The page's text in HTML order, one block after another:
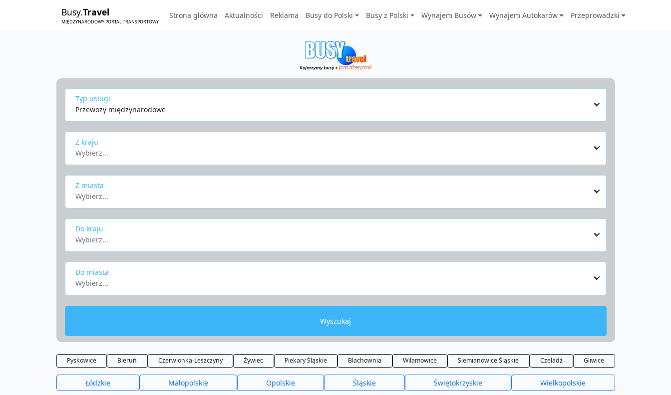
Busy.Travel
MIĘDZYNARODOWY PORTAL TRANSPORTOWY
Strona główna Aktualności Reklama Busy do Polski Busy z Polski Wynajem Busów Wynajem Autokarów Przeprowadzki
Typ usługi
Przewozy międzynarodowe
Z kraju
Wybierz...
Z miasta
Wybierz...
Do kraju
Wybierz...
Do miasta
Wybierz...
Wyszukaj
Pyskowice Bieruń Czerwionka-Leszczyny Żywiec Piekary Śląskie Blachownia Wilamowice Siemianowice Śląskie Czeladź Gliwice
Łódzkie Małopolskie Opolskie Śląskie Świętokrzyskie Wielkopolskie